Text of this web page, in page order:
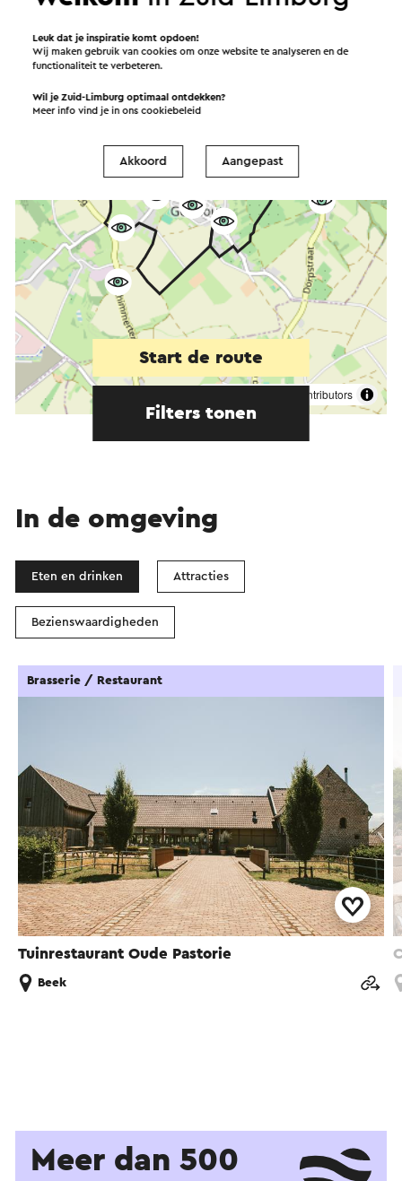
contributors
Start de route
Filters tonen
In de omgeving
Eten en drinken Attracties
Bezienswaardigheden
Tuinrestaurant Oude Pastorie
Brasserie / Restaurant
Beek
Meer dan 500
Leuk dat je inspiratie komt opdoen!
Wij maken gebruik van cookies om onze website te analyseren en de
functionaliteit te verbeteren.
Wil je Zuid-Limburg optimaal ontdekken?
Meer info vind je in onscookiebeleid
Akkoord Aangepast